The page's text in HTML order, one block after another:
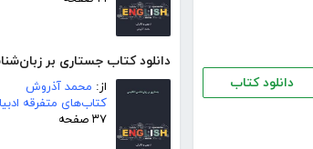
دانلود کتاب جستاری بر
از: محمد آذروش
کتاب‌های متفرقه
۳۷ صفحه
دانلود کتاب